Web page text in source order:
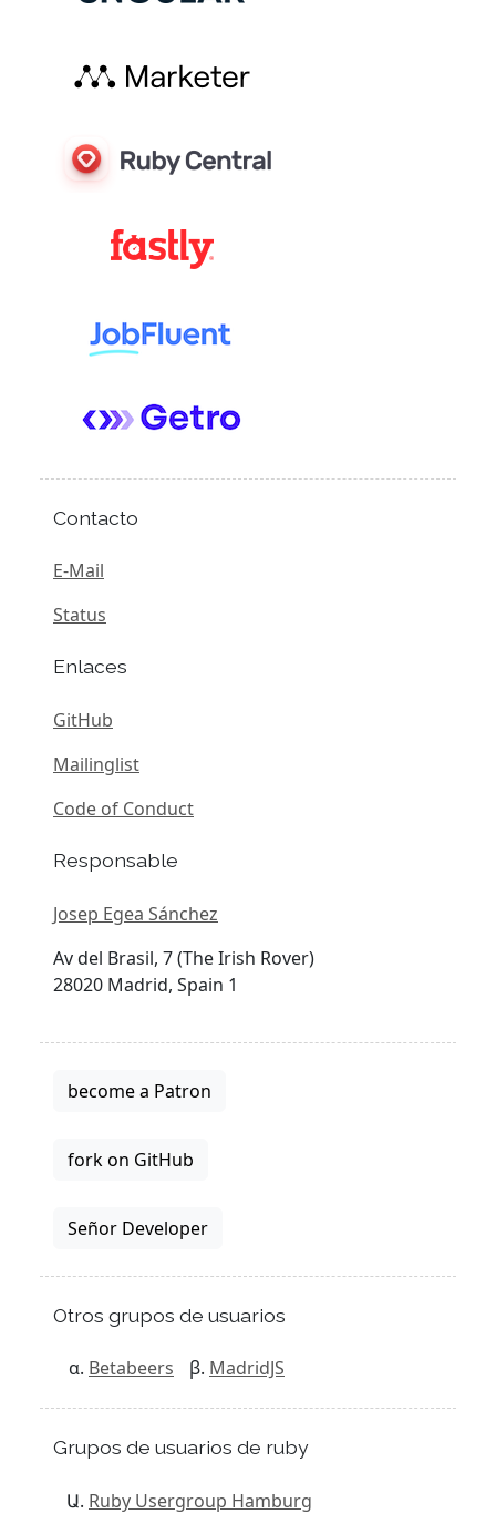
Contacto
E-Mail
Status
Enlaces
GitHub
Mailinglist
Code of Conduct
Responsable
Josep Egea Sánchez
Av del Brasil, 7 (The Irish Rover)
28020 Madrid, Spain 1
become a Patron
fork on GitHub
Señor Developer
Otros grupos de usuarios
Betabeers MadridJS
Grupos de usuarios de ruby
Ruby Usergroup Hamburg